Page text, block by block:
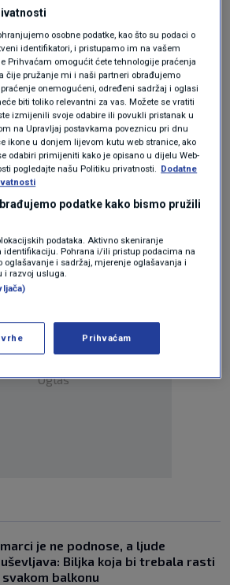
Pošalji
Oglas
je ne podnose, a ljude
Biljka koja bi trebala rasti
svakom balkonu
osobne podatke, kao što su podaci o
identifikatori, i pristupamo im na vašem
Prihvaćam omogućit ćete tehnologije praćenja
čije pružanje mi i naši partneri obrađujemo
onemogućeni, određeni sadržaj i oglasi
biti toliko relevantni za vas. Možete se vratiti
izmijenili svoje odabire ili povukli pristanak u
na Upravljaj postavkama poveznicu pri dnu
ikone u donjem lijevom kutu web stranice, ako
odabiri primijeniti kako je opisano u dijelu Web-
pogledajte našu Politiku privatnosti. Dodatne
podatke kako bismo pružili
podataka. Aktivno skeniranje
identifikaciju. Pohrana i/ili pristup podacima na
oglašavanje i sadržaj, mjerenje oglašavanja i
i razvoj usluga.
Prihvaćam